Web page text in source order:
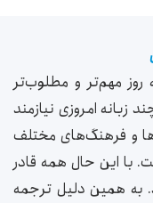
روز مهم‌تر و مطلوب‌تر
امروزی نیازمند
و فرهنگ‌های مختلف
با این حال همه قادر
به همین دلیل ترجمه